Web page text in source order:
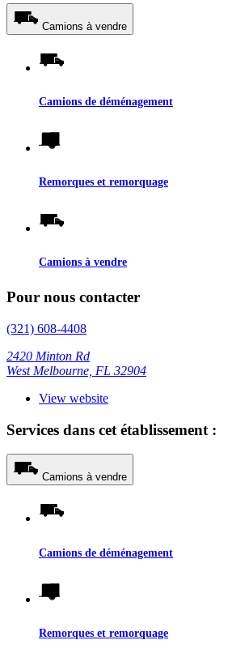
Camions à vendre
Camions de déménagement
Remorques et remorquage
Camions à vendre
Pour nous contacter
(321) 608-4408
2420 Minton Rd
West Melbourne, FL 32904
View website
Services dans cet établissement :
Camions à vendre
Camions de déménagement
Remorques et remorquage